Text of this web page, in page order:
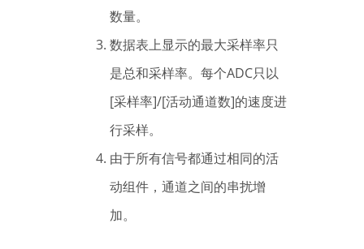
数量。
数据表上显示的最大采样率只
是总和采样率。每个ADC只以
[采样率]/[活动通道数]的速度进
行采样。
由于所有信号都通过相同的活
动组件，通道之间的串扰增
加。